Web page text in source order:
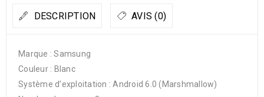
DESCRIPTION AVIS (0)
Marque : Samsung
Couleur : Blanc
Système d’exploitation : Android 6.0 (Marshmallow)